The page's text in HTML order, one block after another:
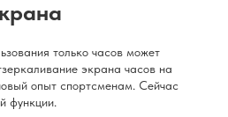
только часов может
экрана часов на
опыт спортсменам. Сейчас
функции.